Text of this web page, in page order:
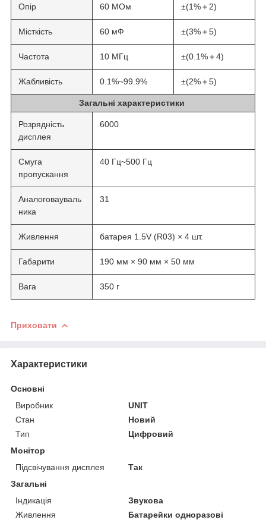
Опір 60 МОм ±(1%＋2)
Місткість 60 мФ ±(3%＋5)
Частота 10 МГц ±(0.1%＋4)
Жабливість 0.1%~99.9% ±(2%＋5)
Загальні характеристики
Розрядність
дисплея
6000
Смуга
пропускання
40 Гц~500 Гц
Аналоговауваль
ника
31
Живлення батарея 1.5V (R03) × 4 шт.
Габарити 190 мм × 90 мм × 50 мм
Вага 350 г
Приховати
Характеристики
Основні
Виробник
UNIT
Стан
Новий
Тип
Цифровий
Монітор
Підсвічування дисплея
Так
Загальні
Індикація
Звукова
Живлення
Батарейки одноразові